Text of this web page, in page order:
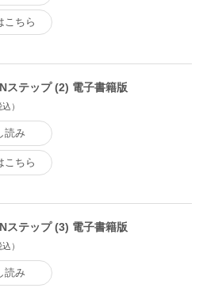
こちら
ステップ (2) 電子書籍版
）
読み
こちら
ステップ (3) 電子書籍版
）
読み